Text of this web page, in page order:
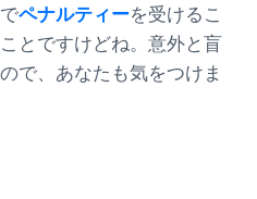
ペナルティーを受けるこ
とですけどね。意外と盲
で、あなたも気をつけま